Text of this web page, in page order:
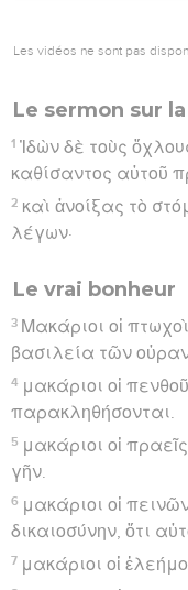
Les vidéos ne sont pas
Le sermon sur
1 Ἰδὼν δὲ τοὺς
καθίσαντος αὐτοῦ
2 καὶ ἀνοίξας τὸ
λέγων·
Le vrai bonheur
3 Μακάριοι οἱ
βασιλεία τῶν
4 μακάριοι οἱ
παρακληθήσονται.
5 μακάριοι οἱ
γῆν.
6 μακάριοι οἱ
δικαιοσύνην, ὅτι
7 μακάριοι οἱ